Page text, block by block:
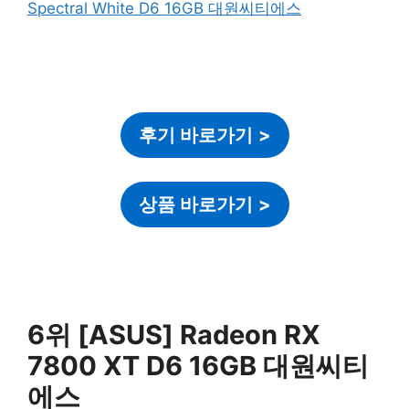
후기 바로가기 >
상품 바로가기 >
6위 [ASUS] Radeon RX
7800 XT D6 16GB 대원씨티
에스